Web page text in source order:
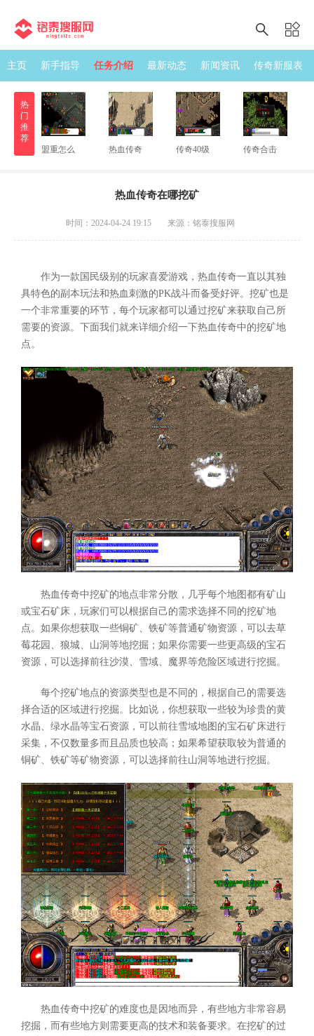
主页 新手指导 任务介绍 最新动态 新闻资讯 传奇新服表
热
门
推
荐
盟重怎么
热血传奇 传奇40级 传奇合击
热血传奇在哪挖矿
时间：2024-04-24 19:15 来源：铭泰搜服网
作为一款国民级别的玩家喜爱游戏，热血传奇一直以其独
具特色的副本玩法和热血刺激的PK战斗而备受好评。挖矿也是
一个非常重要的环节，每个玩家都可以通过挖矿来获取自己所
需要的资源。下面我们就来详细介绍一下热血传奇中的挖矿地
点。
热血传奇中挖矿的地点非常分散，几乎每个地图都有矿山
或宝石矿床，玩家们可以根据自己的需求选择不同的挖矿地
点。如果你想获取一些铜矿、铁矿等普通矿物资源，可以去草
莓花园、狼城、山洞等地挖掘；如果你需要一些更高级的宝石
资源，可以选择前往沙漠、雪域、魔界等危险区域进行挖掘。
每个挖矿地点的资源类型也是不同的，根据自己的需要选
择合适的区域进行挖掘。比如说，你想获取一些较为珍贵的黄
水晶、绿水晶等宝石资源，可以前往雪域地图的宝石矿床进行
采集，不仅数量多而且品质也较高；如果希望获取较为普通的
铜矿、铁矿等矿物资源，可以选择前往山洞等地进行挖掘。
热血传奇中挖矿的难度也是因地而异，有些地方非常容易
挖掘，而有些地方则需要更高的技术和装备要求。在挖矿的过